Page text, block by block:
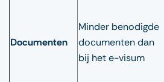
Documenten
Minder benodigde
documenten dan
bij het e-visum